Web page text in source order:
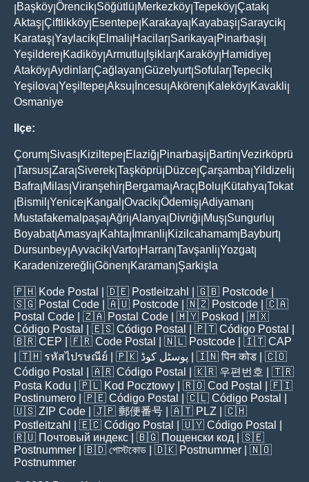
Başköy Örencik Söğütlü Merkezköy Tepeköy Çatak
Aktaş Çiftlikköy Esentepe Karakaya Kayabaşi Saraycik
Karataş Yaylacik Elmali Hacilar Sarikaya Pinarbaşi
Yeşildere Kadiköy Armutlu Işiklar Karaköy Hamidiye
Ataköy Aydinlar Çağlayan Güzelyurt| Sofular Tepecik
Yeşilova Yeşiltepe Aksu İncesu Akören Kaleköy Kavakli
Osmaniye
Ilçe:
Çorum Sivas Kiziltepe Elaziğ Pinarbaşi Bartin Vezirköprü
Tarsus Zara Siverek Taşköprü Düzce Çarşamba Yildizeli
Bafra Milas Viranşehir Bergama Araç Bolu Kütahya Tokat
Bismil Yenice Kangal Ovacik Ödemiş Adiyaman
Mustafakemalpaşa Ağri Alanya Divriği Muş Sungurlu
Boyabat|Amasya Kahta İmranli Kizilcahamam Bayburt|
Dursunbey Ayvacik Varto Harran Tavşanli Yozgat|
Karadenizereğli Gönen Karaman Şarkişla
🇵🇭 Kode Postal | 🇩🇪 Postleitzahl | 🇬🇧 Postcode
🇸🇬 Postal Code | 🇦🇺 Postcode | 🇳🇿 Postcode | 🇨🇦
Postal Code | 🇿🇦 Postal Code | 🇲🇾 Poskod
| 🇲🇽
Código Postal
| 🇪🇸 Código Postal | 🇵🇹 Código Postal
🇧🇷 CEP | 🇫🇷 Code Postal | 🇳🇱 Postcode | 🇮🇹 CAP
| 🇹🇭 รหัสไปรษณีย์ | 🇵🇰 پوسٹل کوڈ | 🇮🇳पिन कोड | 🇨🇴
Código Postal
| 🇦🇷 Código Postal | 🇰🇷 우편번호
| 🇹🇷
Posta Kodu | 🇵🇱 Kod Pocztowy | 🇷🇴 Cod Poștal
| 🇫🇮
Postinumero | 🇵🇪 Código Postal | 🇨🇱 Código Postal
🇺🇸 ZIP Code | 🇯🇵 郵便番号 | 🇦🇹 PLZ | 🇨🇭
Postleitzahl
| 🇪🇨 Código Postal | 🇺🇾 Código Postal
🇷🇺 Почтовый индекс | 🇧🇬 Пощенски код | 🇸🇪
Postnummer | 🇧🇩 পোস্টকোড | 🇩🇰 Postnummer | 🇳🇴
Postnummer